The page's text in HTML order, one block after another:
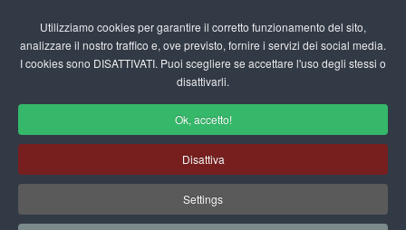
Utilizziamo cookies per garantire il corretto funzionamento del sito,
analizzare il nostro traffico e, ove previsto, fornire i servizi dei social media.
I cookies sono DISATTIVATI. Puoi scegliere se accettare l'uso degli stessi o
disattivarli.
Ok, accetto!
Disattiva
Settings
fas
Disegni da Colorare Automobili
Progetti Didattici, Disegni, Schede
Didattiche e tanto altro ancora.